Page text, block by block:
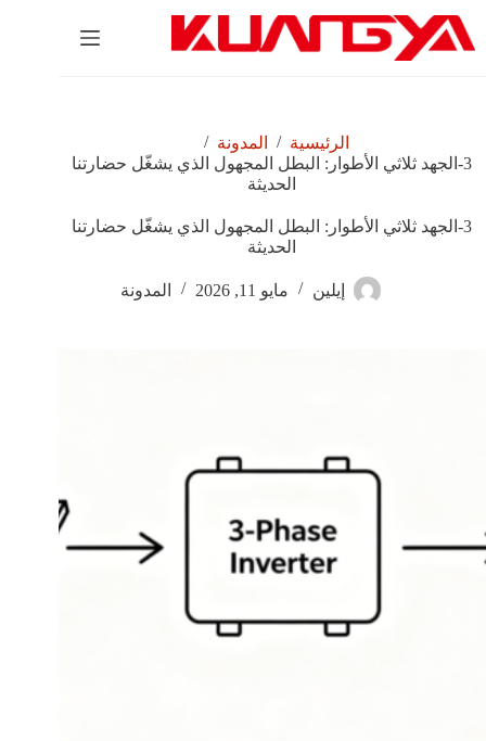
إلى
المحتوى
الرئيسية / المدونة /
3-الجهد ثلاثي الأطوار: البطل المجهول الذي يشغّل حضارتنا
الحديثة
3-الجهد ثلاثي الأطوار: البطل المجهول الذي يشغّل حضارتنا
الحديثة
إيلين مايو 11, 2026 المدونة